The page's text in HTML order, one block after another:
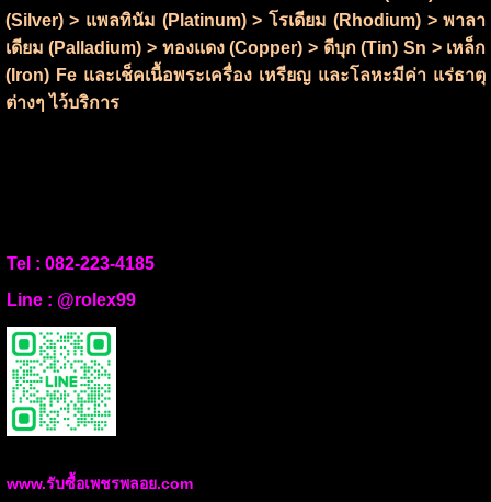
(Silver) > แพลทินัม (Platinum) > โรเดียม (Rhodium) > พาลา
เดียม (Palladium) > ทองแดง (Copper) > ดีบุก (Tin) Sn > เหล็ก
(Iron) Fe และเช็คเนื้อพระเครื่อง เหรียญ และโลหะมีค่า แร่ธาตุ
ต่างๆ ไว้บริการ
Tel : 082-223-4185
Line : @rolex99
www.รับซื้อเพชรพลอย.com